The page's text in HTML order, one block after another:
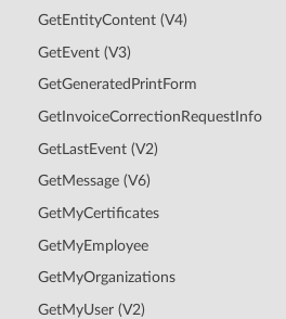
GetEntityContent (V4)
GetEvent (V3)
GetGeneratedPrintForm
GetInvoiceCorrectionRequestInfo
GetLastEvent (V2)
GetMessage (V6)
GetMyCertificates
GetMyEmployee
GetMyOrganizations
GetMyUser (V2)